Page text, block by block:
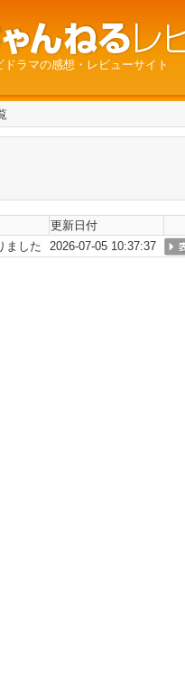
ドラマの感想・レビューサイト
更新日付
ました 2026-07-05 10:37:37